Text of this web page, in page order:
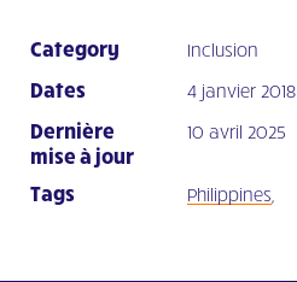
Category Inclusion
Dates 4 janvier 2018
Dernière
mise à jour
10 avril 2025
Tags Philippines